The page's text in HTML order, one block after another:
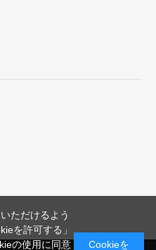
ただけるよう
を許可する」
の使用に同意
Cookieを